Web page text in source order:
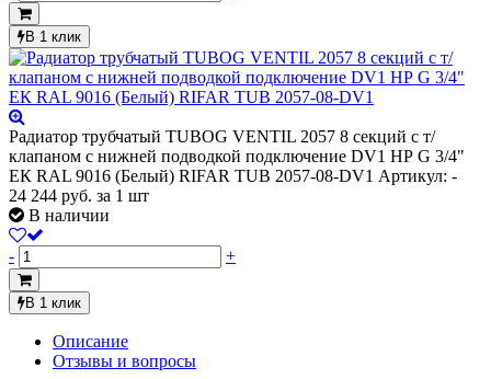
В 1 клик
Радиатор трубчатый TUBOG VENTIL 2057 8 секций с т/
клапаном с нижней подводкой подключение DV1 НР G 3/4"
ЕК RAL 9016 (Белый) RIFAR TUB 2057-08-DV1 Артикул: -
24 244 руб. за 1 шт
В наличии
- +
В 1 клик
Описание
Отзывы и вопросы